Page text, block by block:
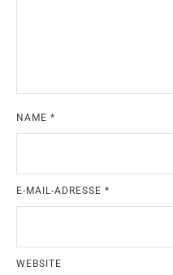
NAME *
E-MAIL-ADRESSE *
WEBSITE